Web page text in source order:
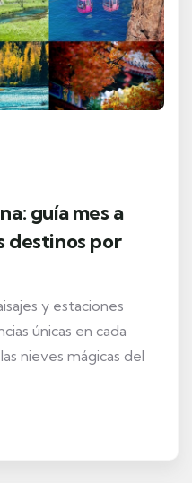
guía mes a
destinos por
y estaciones
únicas en cada
nieves mágicas del